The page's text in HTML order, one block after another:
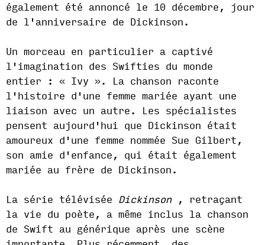
également été annoncé le 10 décembre, jour
de l'anniversaire de Dickinson.
Un morceau en particulier a captivé
l'imagination des Swifties du monde
entier : « Ivy ». La chanson raconte
l'histoire d'une femme mariée ayant une
liaison avec un autre. Les spécialistes
pensent aujourd'hui que Dickinson était
amoureux d'une femme nommée Sue Gilbert,
son amie d'enfance, qui était également
mariée au frère de Dickinson.
La série télévisée Dickinson, retraçant
la vie du poète, a même inclus la chanson
de Swift au générique après une scène